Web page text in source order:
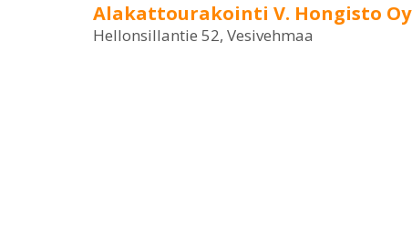
Alakattourakointi V. Hongisto Oy
Hellonsillantie 52, Vesivehmaa